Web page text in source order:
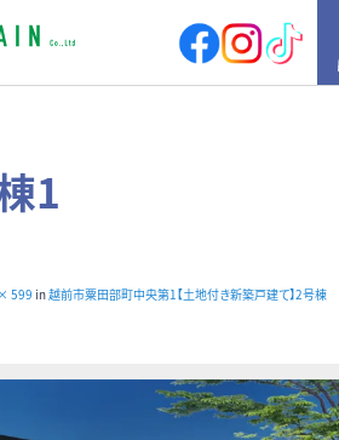
売地
店舗付住宅
マンション
倉庫
1
599 in越前市粟田部町中央第1【土地付き新築戸建て】2号